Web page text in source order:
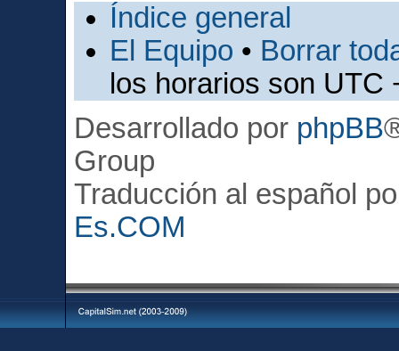
Índice general
El Equipo • Borrar
los horarios son UTC
Desarrollado por phpBB
Group
Traducción al español
Es.COM